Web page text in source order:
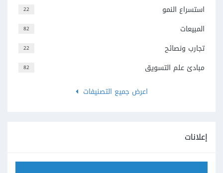
22 استسراع النمو
82 المبيعات
22 تجارب ونصائح
82
مبادئ علم التسويق
اعرض جميع التصنيفات
إعلانات